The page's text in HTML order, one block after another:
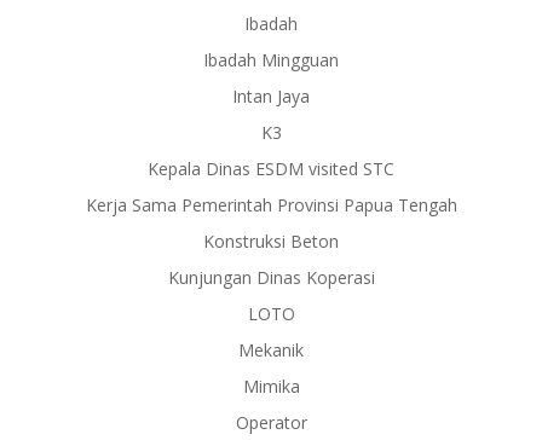
Ibadah
Ibadah Mingguan
Intan Jaya
K3
Kepala Dinas ESDM visited STC
Kerja Sama Pemerintah Provinsi Papua Tengah
Konstruksi Beton
Kunjungan Dinas Koperasi
LOTO
Mekanik
Mimika
Operator